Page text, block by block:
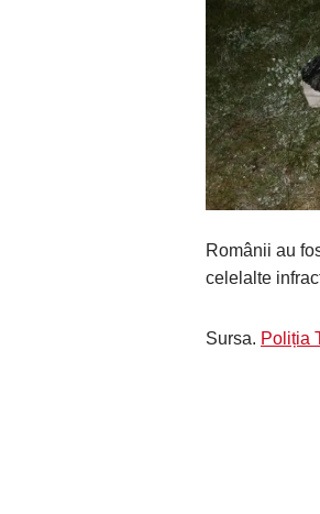
Românii au
celelalte
Sursa. Poliția